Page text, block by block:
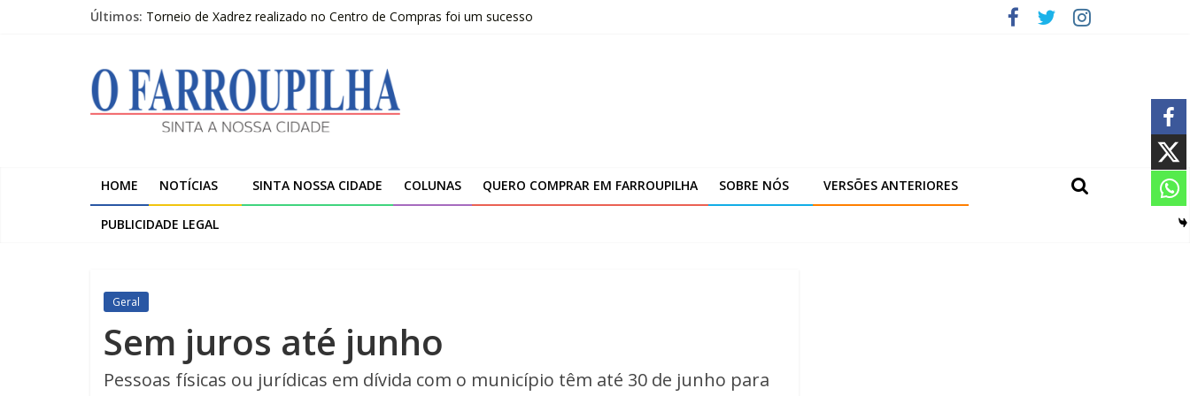
Últimos: Torneio de Xadrez realizado no Centro de Compras foi um sucesso
Projeto do Moinhos de Vento ultrapassa 900 atendimentos a vítimas da enchente de 2024
2º Moot do escotismo nacional passa por Farroupilha
O
Farroupilha
Nossa
Cidade
HOME NOTÍCIAS SINTA NOSSA CIDADE COLUNAS QUERO COMPRAR EM FARROUPILHA SOBRE NÓS VERSÕES ANTERIORES
PUBLICIDADE LEGAL
Geral
Sem juros até junho
Pessoas físicas ou jurídicas em dívida com o município têm até 30 de junho para